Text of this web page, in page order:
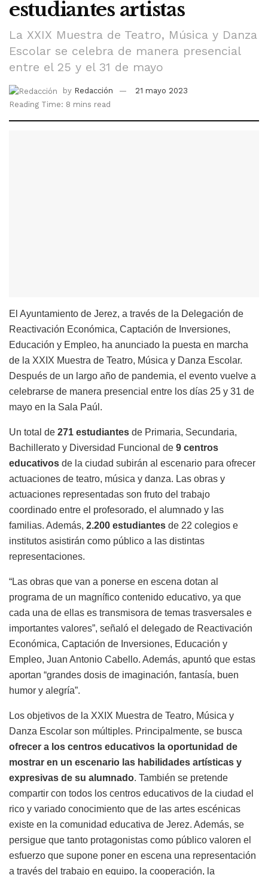
estudiantes artistas
La XXIX Muestra de Teatro, Música y Danza
Escolar se celebra de manera presencial
entre el 25 y el 31 de mayo
by Redacción
21 mayo 2023
Reading Time: 8 mins read
El Ayuntamiento de Jerez, a través de la Delegación de
Reactivación Económica, Captación de Inversiones,
Educación y Empleo, ha anunciado la puesta en marcha
de la XXIX Muestra de Teatro, Música y Danza Escolar.
Después de un largo año de pandemia, el evento vuelve a
celebrarse de manera presencial entre los días 25 y 31 de
mayo en la Sala Paúl.
Un total de 271 estudiantes de Primaria, Secundaria,
Bachillerato y Diversidad Funcional de 9 centros
educativos de la ciudad subirán al escenario para ofrecer
actuaciones de teatro, música y danza. Las obras y
actuaciones representadas son fruto del trabajo
coordinado entre el profesorado, el alumnado y las
familias. Además, 2.200 estudiantes de 22 colegios e
institutos asistirán como público a las distintas
representaciones.
“Las obras que van a ponerse en escena dotan al
programa de un magnífico contenido educativo, ya que
cada una de ellas es transmisora de temas trasversales e
importantes valores”, señaló el delegado de Reactivación
Económica, Captación de Inversiones, Educación y
Empleo, Juan Antonio Cabello. Además, apuntó que estas
aportan “grandes dosis de imaginación, fantasía, buen
humor y alegría”.
Los objetivos de la XXIX Muestra de Teatro, Música y
Danza Escolar son múltiples. Principalmente, se busca
ofrecer a los centros educativos la oportunidad de
mostrar en un escenario las habilidades artísticas y
expresivas de su alumnado. También se pretende
compartir con todos los centros educativos de la ciudad el
rico y variado conocimiento que de las artes escénicas
existe en la comunidad educativa de Jerez. Además, se
persigue que tanto protagonistas como público valoren el
esfuerzo que supone poner en escena una representación
a través del trabajo en equipo, la cooperación, la